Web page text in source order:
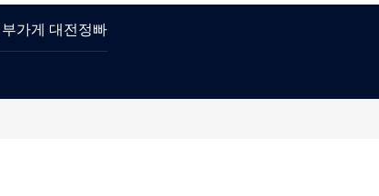
가게 대전정빠